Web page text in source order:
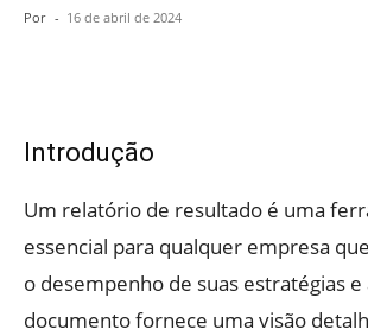
Por - 16 de abril de 2024
Introdução
Um relatório de resultado é uma
essencial para qualquer empresa
o desempenho de suas estratégias e
documento fornece uma visão